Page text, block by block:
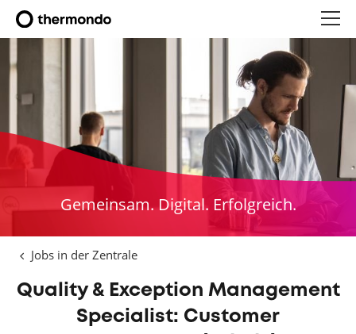
Gemeinsam. Digital. Erfolgreich.
Jobs in der Zentrale
Quality & Exception Management
Specialist: Customer